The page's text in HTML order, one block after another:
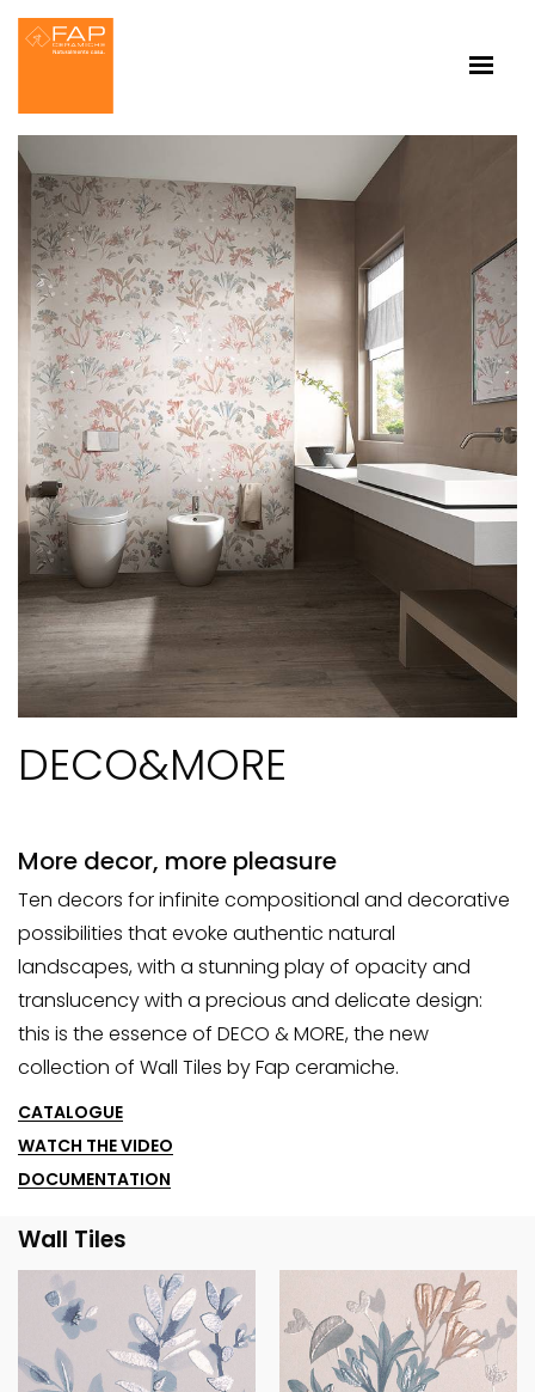
DECO&MORE
More decor, more pleasure
Ten decors for infinite compositional and decorative
possibilities that evoke authentic natural
landscapes, with a stunning play of opacity and
translucency with a precious and delicate design:
this is the essence of DECO & MORE, the new
collection of Wall Tiles by Fap ceramiche.
CATALOGUE
WATCH THE VIDEO
DOCUMENTATION
Wall Tiles